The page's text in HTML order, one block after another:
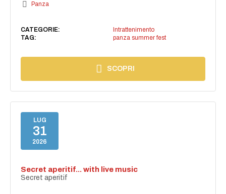
Panza
CATEGORIE:
Intrattenimento
TAG:
panza summer fest
SCOPRI
LUG
31
2026
Secret aperitif... with live music
Secret aperitif